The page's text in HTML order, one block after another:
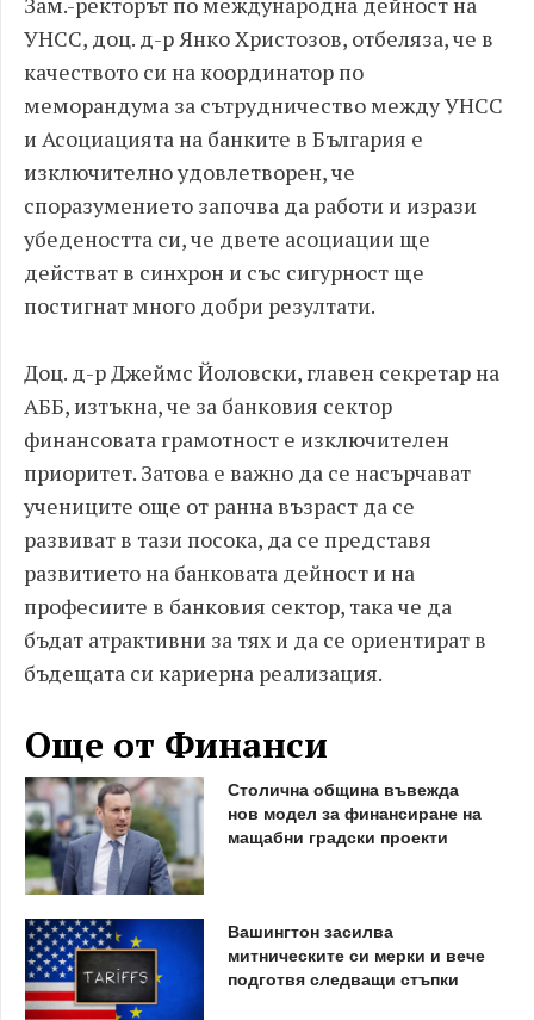
УНСС, доц. д-р Янко Христозов, отбеляза, че в
качеството си на координатор по
меморандума за сътрудничество между УНСС
и Асоциацията на банките в България е
изключително удовлетворен, че
споразумението започва да работи и изрази
убедеността си, че двете асоциации ще
действат в синхрон и със сигурност ще
постигнат много добри резултати.
Доц. д-р Джеймс Йоловски, главен секретар на
АББ, изтъкна, че за банковия сектор
финансовата грамотност е изключителен
приоритет. Затова е важно да се насърчават
учениците още от ранна възраст да се
развиват в тази посока, да се представя
развитието на банковата дейност и на
професиите в банковия сектор, така че да
бъдат атрактивни за тях и да се ориентират в
бъдещата си кариерна реализация.
Още от Финанси
Столична община въвежда
нов модел за финансиране на
мащабни градски проекти
Вашингтон засилва
митническите си мерки и вече
подготвя следващи стъпки